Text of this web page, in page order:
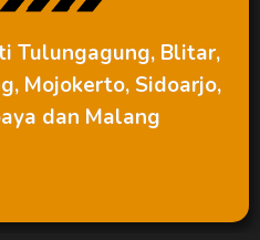
Tulungagung, Blitar,
Mojokerto, Sidoarjo,
dan Malang